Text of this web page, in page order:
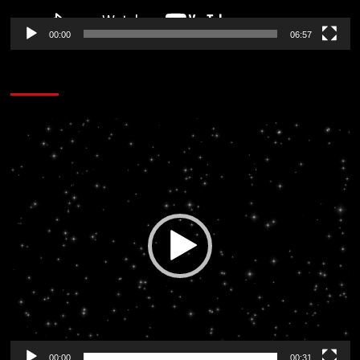
00:00 06:57
Reproductor
vídeo
00:00 00:31